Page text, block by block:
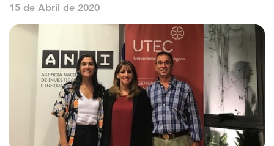
15 de Abril de 2020